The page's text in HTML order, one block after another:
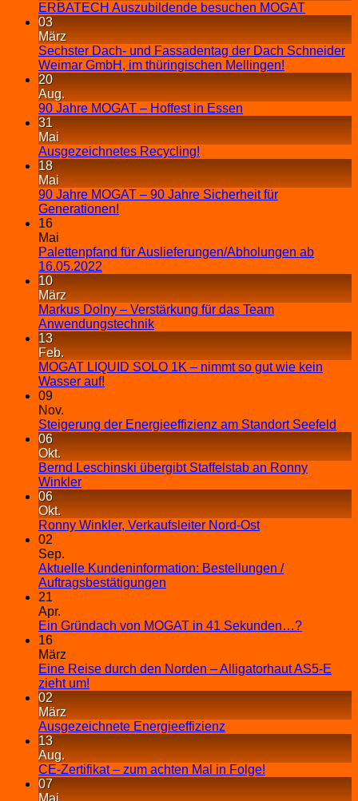
ERBATECH Auszubildende besuchen MOGAT
03
März
Sechster Dach- und Fassadentag der Dach Schneider
Weimar GmbH, im thüringischen Mellingen!
20
Aug.
90 Jahre MOGAT – Hoffest in Essen
31
Mai
Ausgezeichnetes Recycling!
18
Mai
90 Jahre MOGAT – 90 Jahre Sicherheit für
Generationen!
16
Mai
Palettenpfand für Auslieferungen/Abholungen ab
16.05.2022
10
März
Markus Dolny – Verstärkung für das Team
Anwendungstechnik
13
Feb.
MOGAT LIQUID SOLO 1K – nimmt so gut wie kein
Wasser auf!
09
Nov.
Steigerung der Energieeffizienz am Standort Seefeld
06
Okt.
Bernd Leschinski übergibt Staffelstab an Ronny
Winkler
06
Okt.
Ronny Winkler, Verkaufsleiter Nord-Ost
02
Sep.
Aktuelle Kundeninformation: Bestellungen /
Auftragsbestätigungen
21
Apr.
Ein Gründach von MOGAT in 41 Sekunden…?
16
März
Eine Reise durch den Norden – Alligatorhaut AS5-E
zieht um!
02
März
Ausgezeichnete Energieeffizienz
13
Aug.
CE-Zertifikat – zum achten Mal in Folge!
07